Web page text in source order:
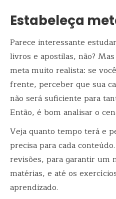
Estabeleça
Parece interessante
livros e apostilas, não?
meta muito realista: se
frente, perceber que sua
não será suficiente para
Então, é bom analisar o
Veja quanto tempo terá e
precisa para cada
revisões, para garantir um
matérias, e até os
aprendizado.